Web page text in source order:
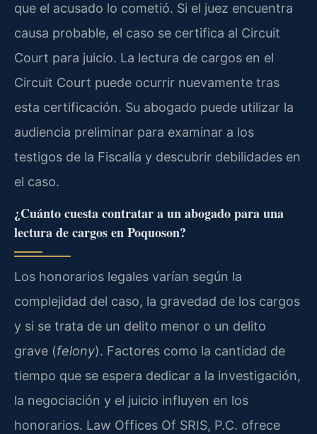
que el acusado lo cometió. Si el juez encuentra
causa probable, el caso se certifica al Circuit
Court para juicio. La lectura de cargos en el
Circuit Court puede ocurrir nuevamente tras
esta certificación. Su abogado puede utilizar la
audiencia preliminar para examinar a los
testigos de la Fiscalía y descubrir debilidades en
el caso.
¿Cuánto cuesta contratar a un abogado para una
lectura de cargos en Poquoson?
Los honorarios legales varían según la
complejidad del caso, la gravedad de los cargos
y si se trata de un delito menor o un delito
grave (felony). Factores como la cantidad de
tiempo que se espera dedicar a la investigación,
la negociación y el juicio influyen en los
honorarios. Law Offices Of SRIS, P.C. ofrece